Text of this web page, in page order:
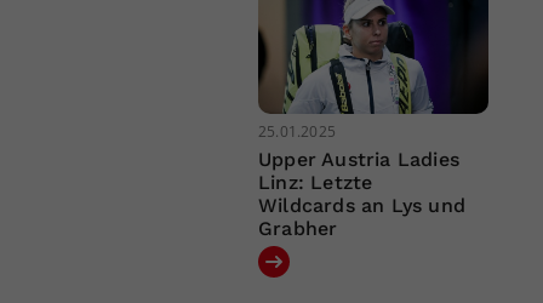
25.01.2025
Upper Austria Ladies
Linz: Letzte
Wildcards an Lys und
Grabher